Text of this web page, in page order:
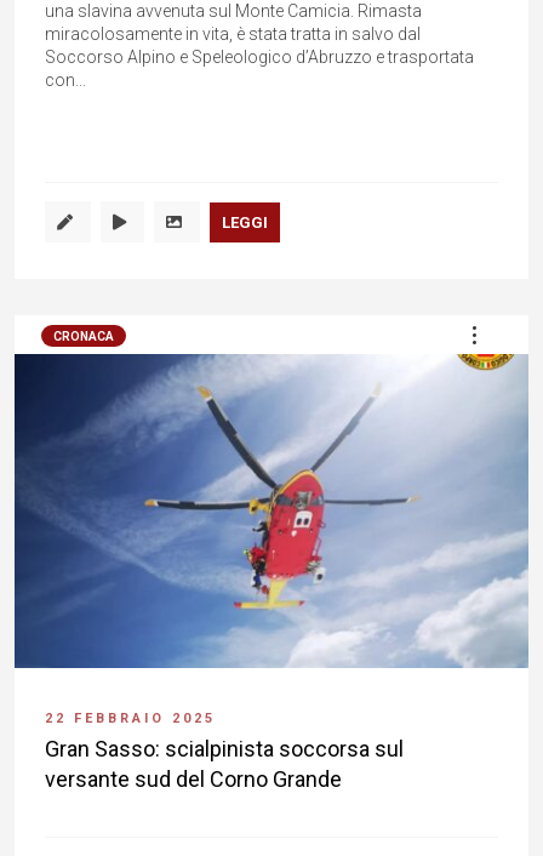
una slavina avvenuta sul Monte Camicia. Rimasta
miracolosamente in vita, è stata tratta in salvo dal
Soccorso Alpino e Speleologico d’Abruzzo e trasportata
con...
LEGGI
CRONACA
22 FEBBRAIO 2025
Gran Sasso: scialpinista soccorsa sul
versante sud del Corno Grande